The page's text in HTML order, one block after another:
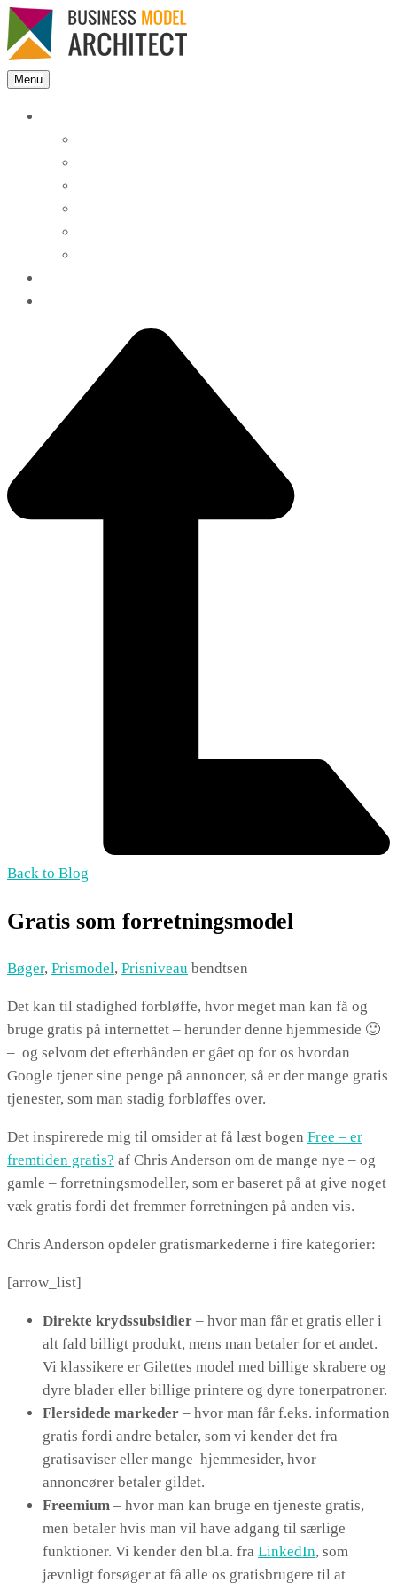
Menu
Back to Blog
Gratis som forretningsmodel
Bøger, Prismodel, Prisniveau bendtsen
Det kan til stadighed forbløffe, hvor meget man kan få og
bruge gratis på internettet – herunder denne hjemmeside 🙂
– og selvom det efterhånden er gået op for os hvordan
Google tjener sine penge på annoncer, så er der mange gratis
tjenester, som man stadig forbløffes over.
Det inspirerede mig til omsider at få læst bogen Free – er
fremtiden gratis? af Chris Anderson om de mange nye – og
gamle – forretningsmodeller, som er baseret på at give noget
væk gratis fordi det fremmer forretningen på anden vis.
Chris Anderson opdeler gratismarkederne i fire kategorier:
[arrow_list]
Direkte krydssubsidier – hvor man får et gratis eller i
alt fald billigt produkt, mens man betaler for et andet.
Vi klassikere er Gilettes model med billige skrabere og
dyre blader eller billige printere og dyre tonerpatroner.
Flersidede markeder – hvor man får f.eks. information
gratis fordi andre betaler, som vi kender det fra
gratisaviser eller mange hjemmesider, hvor
annoncører betaler gildet.
Freemium – hvor man kan bruge en tjeneste gratis,
men betaler hvis man vil have adgang til særlige
funktioner. Vi kender den bl.a. fra LinkedIn, som
jævnligt forsøger at få alle os gratisbrugere til at